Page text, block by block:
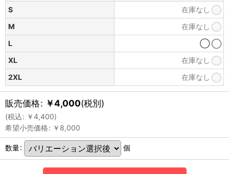
S
在庫なし
M
在庫なし
L
◯
XL
在庫なし
2XL
在庫なし
販売価格: ￥4,000(税別)
(税込: ￥4,400)
希望小売価格: ￥ 8,000
数量: 個